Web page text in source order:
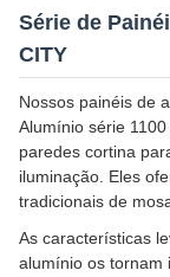
Série de
CITY
Nossos painéis de
Alumínio série
paredes cortina
iluminação. Eles
tradicionais de
As características
alumínio os tornam